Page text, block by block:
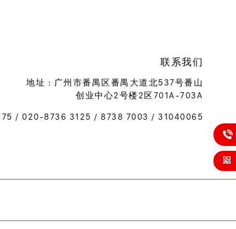

联系我们
地址 : 广州市番禺区番禺大道北537号番山
创业中心2号楼2区701A-703A
/ 020-8736 3125 / 8738 7003 / 31040065